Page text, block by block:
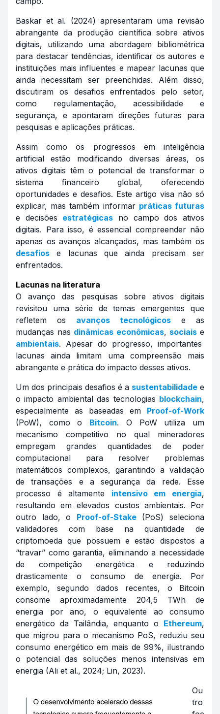
Baskar et al. (2024) apresentaram uma revisão
abrangente da produção científica sobre ativos
digitais, utilizando uma abordagem bibliométrica
para destacar tendências, identificar os autores e
instituições mais influentes e mapear lacunas que
ainda necessitam ser preenchidas. Além disso,
discutiram os desafios enfrentados pelo setor,
como regulamentação, acessibilidade e
segurança, e apontaram direções futuras para
pesquisas e aplicações práticas.
Assim como os progressos em inteligência
artificial estão modificando diversas áreas, os
ativos digitais têm o potencial de transformar o
sistema financeiro global, oferecendo
oportunidades e desafios. Este artigo visa não só
explicar, mas também informar práticas futuras
e decisões estratégicas no campo dos ativos
digitais. Para isso, é essencial compreender não
apenas os avanços alcançados, mas também os
desafios e lacunas que ainda precisam ser
enfrentados.
Lacunas na literatura
O avanço das pesquisas sobre ativos digitais
revisitou uma série de temas emergentes que
refletem os avanços tecnológicos e as
mudanças nas dinâmicas econômicas, sociais e
ambientais. Apesar do progresso, importantes
lacunas ainda limitam uma compreensão mais
abrangente e prática do impacto desses ativos.
Um dos principais desafios é a sustentabilidade e
o impacto ambiental das tecnologias blockchain,
especialmente as baseadas em Proof-of-Work
(PoW), como o Bitcoin. O PoW utiliza um
mecanismo competitivo no qual mineradores
empregam grandes quantidades de poder
computacional para resolver problemas
matemáticos complexos, garantindo a validação
de transações e a segurança da rede. Esse
processo é altamente intensivo em energia,
resultando em elevados custos ambientais. Por
outro lado, o Proof-of-Stake(PoS) seleciona
validadores com base na quantidade de
criptomoeda que possuem e estão dispostos a
“travar” como garantia, eliminando a necessidade
de competição energética e reduzindo
drasticamente o consumo de energia. Por
exemplo, segundo dados recentes, o Bitcoin
consome aproximadamente 204,5 TWh de
energia por ano, o equivalente ao consumo
energético da Tailândia, enquanto o Ethereum,
que migrou para o mecanismo PoS, reduziu seu
consumo energético em mais de 99%, ilustrando
o potencial das soluções menos intensivas em
energia (Ali et al., 2024; Lin, 2023).
Ou
tro